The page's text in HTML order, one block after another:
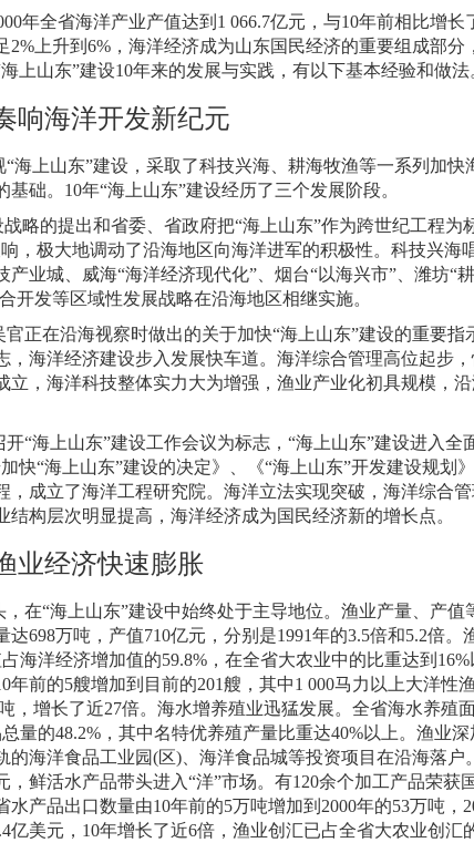
年全省海洋产业产值达到 1 066.7亿元，与10年前相比增长
2% 上升到 6% ，海洋经济成为山东国民经济的重要组成部
上山东”建设10年来的发展与实践，有以下基本经验和做法
响海洋开发新纪元
海上山东”建设，采取了科技兴海、耕海牧渔等一系列加快
础。 10年“海上山东”建设经历了三个发展阶段。
战略的提出和省委、省政府把“海上山东”作为跨世纪工程为
，极大地调动了沿海地区向海洋进军的积极性。科技兴海
业城、威海“海洋经济现代化”、烟台“以海兴市”、潍坊“
开发等区域性发展战略在沿海地区相继实施。
正在沿海视察时做出的关于加快“海上山东”建设的重要指
，海洋经济建设步入发展快车道。海洋综合管理高位起步
立，海洋科技整体实力大为增强，渔业产业化初具规模，
“海上山东”建设工作会议为标志，“海上山东”建设进入全
快“海上山东”建设的决定》、《“海上山东”开发建设规划
成立了海洋工程研究院。海洋立法实现突破，海洋综合管
构层次明显提高，海洋经济成为国民经济新的增长点。
业经济快速膨胀
在“海上山东”建设中始终处于主导地位。渔业产量、产值
达698万吨，产值710亿元，分别是1991年的3.5倍和5.2倍。
海洋经济增加值的59.8% ，在全省大农业中的比重达到 16%
年前的5艘增加到目前的201艘，其中1 000马力以上大洋性
，增长了近27倍。海水增养殖业迅猛发展。全省海水养殖
量的48.2% ，其中名特优养殖产量比重达40%以上。渔业
的海洋食品工业园(区) 、海洋食品城等投资项目在沿海落
，鲜活水产品带头进入“洋”市场。有120余个加工产品荣获
水产品出口数量由10年前的5万吨增加到 2000年的53万吨，
亿美元， 10年增长了近6倍，渔业创汇已占全省大农业创汇